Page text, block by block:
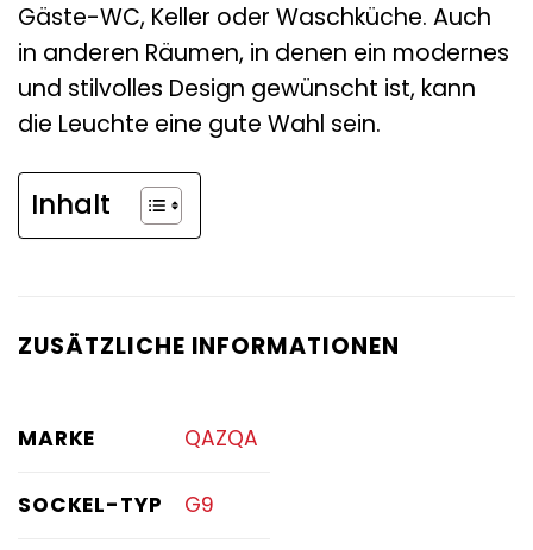
Gäste-WC, Keller oder Waschküche. Auch
in anderen Räumen, in denen ein modernes
und stilvolles Design gewünscht ist, kann
die Leuchte eine gute Wahl sein.
Inhalt
ZUSÄTZLICHE INFORMATIONEN
MARKE QAZQA
SOCKEL-TYP G9